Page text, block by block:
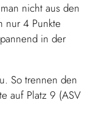
nicht aus den
nur 4 Punkte
in der
So trennen den
auf Platz 9 (ASV